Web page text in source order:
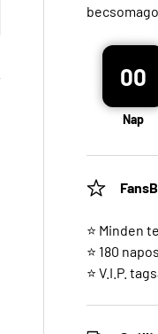
00
Nap
⭐ Minden
⭐ 180
⭐ V.I.P.